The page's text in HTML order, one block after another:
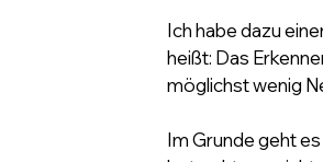
Ich habe dazu
heißt: Das
möglichst wenig
Im Grunde geht